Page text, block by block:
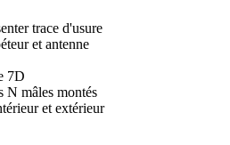
trace d'usure
et antenne
7D
N mâles montés
et extérieur